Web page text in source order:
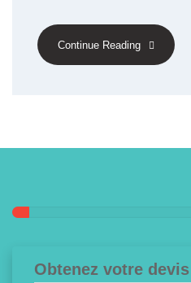
Continue Reading
Obtenez votre